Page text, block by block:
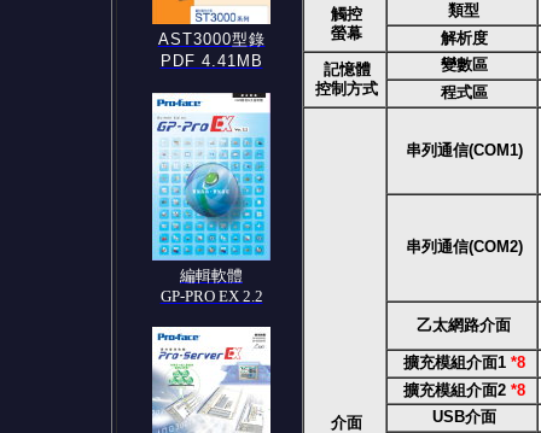
AST3000型錄
PDF 4.41MB
編輯軟體
GP-PRO EX 2.2
觸控
螢幕
類型
解析度
記憶體
控制方式
變數區
程式區
介面
串列通信(COM1)
串列通信(COM2)
乙太網路介面
擴充模組介面1 *8
擴充模組介面2 *8
USB介面